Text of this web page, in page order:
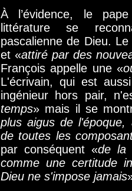
À l’évidence, le
littérature se
pascalienne de Dieu.
et «attiré par des
François appelle une «
L'écrivain, qui est
ingénieur hors pair,
temps» mais il se
plus aigus de l'époque,
de toutes les
par conséquent «de la
comme une certitude
Dieu ne s'impose jamais